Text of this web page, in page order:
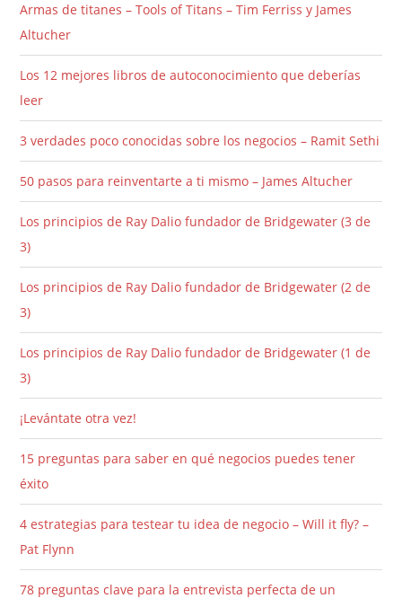
Armas de titanes – Tools of Titans – Tim Ferriss y James
Altucher
Los 12 mejores libros de autoconocimiento que deberías
leer
3 verdades poco conocidas sobre los negocios – Ramit Sethi
50 pasos para reinventarte a ti mismo – James Altucher
Los principios de Ray Dalio fundador de Bridgewater (3 de
3)
Los principios de Ray Dalio fundador de Bridgewater (2 de
3)
Los principios de Ray Dalio fundador de Bridgewater (1 de
3)
¡Levántate otra vez!
15 preguntas para saber en qué negocios puedes tener
éxito
4 estrategias para testear tu idea de negocio – Will it fly? –
Pat Flynn
78 preguntas clave para la entrevista perfecta de un